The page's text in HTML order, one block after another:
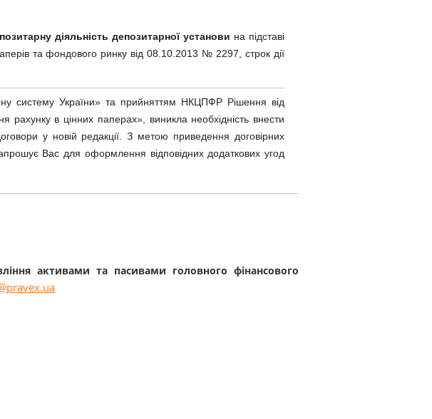
діяльність депозитарної установи на підставі
та фондового ринку від 08.10.2013 № 2297, строк дії
систему України» та прийняттям НКЦПФР Рішення від
в цінних паперах», виникла необхідність внести
у новій редакції. З метою приведення договірних
Вас для оформлення відповідних додаткових угод
активами та пасивами головного фінансового